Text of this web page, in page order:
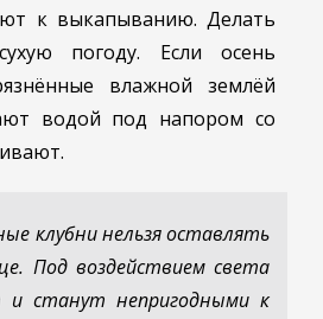
к выкапыванию. Делать
погоду. Если осень
влажной землёй
водой под напором со
клубни нельзя оставлять
Под воздействием света
и станут непригодными к